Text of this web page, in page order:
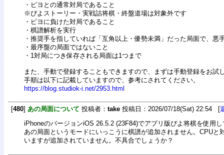
・ピヨとの通常対局であること
※ぴよストーリー・実戦詰将棋・終盤道場は対象外です
・ピヨに負けた対局であること
・棋譜解析を実行
・推奨手を指していれば「互角以上・優勢未満」だった局面で、悪
・最序盤の局面ではないこと
・1対局につき保存される局面は1つまで
また、手動で登録することもできますので、まずは手動登録をお試
手順は以下に記載していますので、参考にされてください。
https://blog.studiok-i.net/2953.html
[480] あの局面について 投稿者： take 投稿日：2026/07/18(Sat) 22:54 [
iPhoneのバージョンiOS 26.5.2 (23F84)でアプリ版ぴよ将棋を使用
あの局面というモードにいっこうに棋譜が追加されません。CPUと
いますが追加されていません。不具合でしょうか？